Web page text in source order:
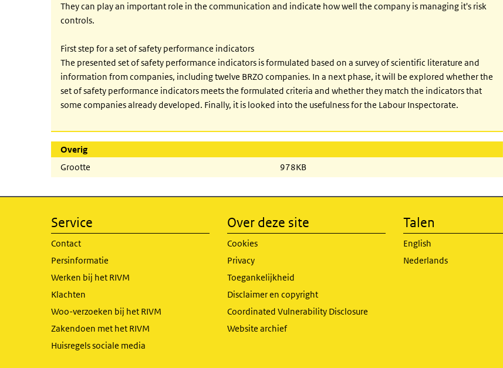
They can play an important role in the communication and indicate how well the company is managing it's risk
controls.
First step for a set of safety performance indicators
The presented set of safety performance indicators is formulated based on a survey of scientific literature and
information from companies, including twelve BRZO companies. In a next phase, it will be explored whether the
set of safety performance indicators meets the formulated criteria and whether they match the indicators that
some companies already developed. Finally, it is looked into the usefulness for the Labour Inspectorate.
Overig
Grootte
978KB
Service
Contact
Persinformatie
Werken bij het RIVM
Klachten
Woo-verzoeken bij het RIVM
Zakendoen met het RIVM
Huisregels sociale media
Over deze site
Cookies
Privacy
Toegankelijkheid
Disclaimer en copyright
Coordinated Vulnerability Disclosure
Website archief
Talen
English
Nederlands